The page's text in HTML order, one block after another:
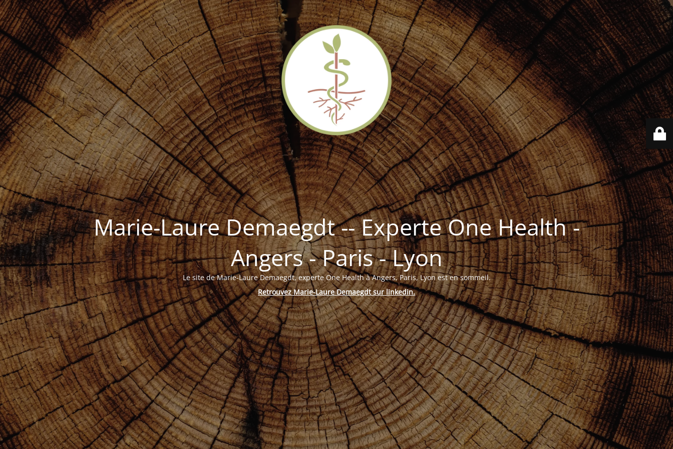
Marie-Laure Demaegdt -- Experte One Health -
Angers - Paris - Lyon
Le site de Marie-Laure Demaegdt, experte One Health à Angers, Paris, Lyon est en sommeil.
Retrouvez Marie-Laure Demaegdt sur linkedin.